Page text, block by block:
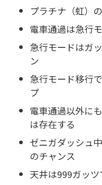
プラチナ（虹）
電車通過は急行
急行モードはガ
ン
急行モード移行
プ
電車通過以外に
は存在する
ゼニガダッシュ
のチャンス
天井は999ガッ